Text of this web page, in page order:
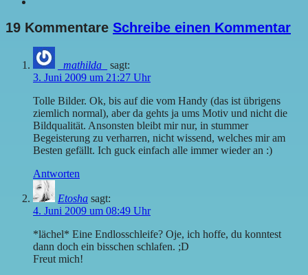
19 Kommentare Schreibe einen Kommentar
_mathilda_
sagt:
3. Juni 2009 um 21:27 Uhr
Tolle Bilder. Ok, bis auf die vom Handy (das ist übrigens
ziemlich normal), aber da gehts ja ums Motiv und nicht die
Bildqualität. Ansonsten bleibt mir nur, in stummer
Begeisterung zu verharren, nicht wissend, welches mir am
Besten gefällt. Ich guck einfach alle immer wieder an :)
Antworten
Etosha sagt:
4. Juni 2009 um 08:49 Uhr
*lächel* Eine Endlosschleife? Oje, ich hoffe, du konntest
dann doch ein bisschen schlafen. ;D
Freut mich!